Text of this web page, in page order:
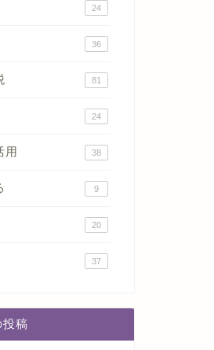
24
36
81
24
用 38
9
20
37
稿